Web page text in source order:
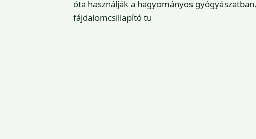
óta használják a hagyományos
fájdalomcsillapító tu